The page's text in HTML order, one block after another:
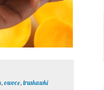
,owoce,truskawki